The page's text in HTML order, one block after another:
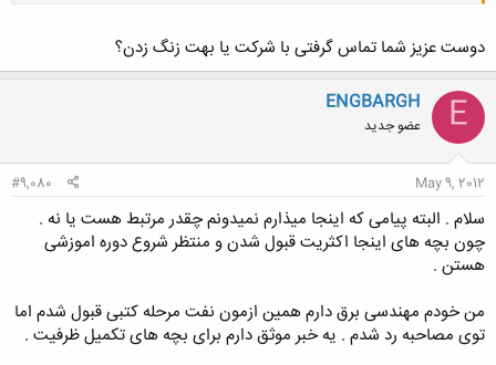
دوست عزیز شما تماس گرفتی با شرکت یا بهت زنگ زدن؟
E
ENGBARGH
عضو جدید
May 9, 2012
#9,080
سلام . البته پیامی که اینجا میذارم نمیدونم چقدر مرتبط هست یا نه .
چون بچه های اینجا اکثریت قبول شدن و منتظر شروع دوره اموزشی
هستن .
من خودم مهندسی برق دارم همین ازمون نفت مرحله کتبی قبول شدم اما
توی مصاحبه رد شدم . یه خبر موثق دارم برای بچه های تکمیل ظرفیت .